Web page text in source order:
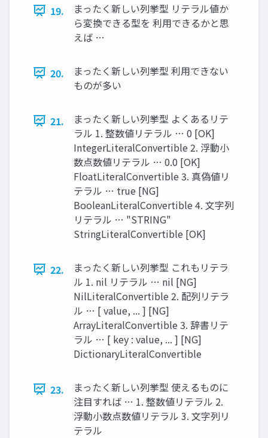
19.
まったく新しい列挙型 リテラル値か
ら変換できる型を 利用できるかと思
えば …
20.
まったく新しい列挙型 利用できない
ものが多い
21.
まったく新しい列挙型 よくあるリテ
ラル 1. 整数値リテラル … 0 [OK]
IntegerLiteralConvertible 2. 浮動小
数点数値リテラル … 0.0 [OK]
FloatLiteralConvertible 3. 真偽値リ
テラル … true [NG]
BooleanLiteralConvertible 4. 文字列
リテラル … "STRING"
StringLiteralConvertible [OK]
22.
まったく新しい列挙型 これもリテラ
ル 1. nil リテラル … nil [NG]
NilLiteralConvertible 2. 配列リテラ
ル … [ value, ... ] [NG]
ArrayLiteralConvertible 3. 辞書リテ
ラル … [ key : value, ... ] [NG]
DictionaryLiteralConvertible
23.
まったく新しい列挙型 使えるものに
注目すれば … 1. 整数値リテラル 2.
浮動小数点数値リテラル 3. 文字列リ
テラル